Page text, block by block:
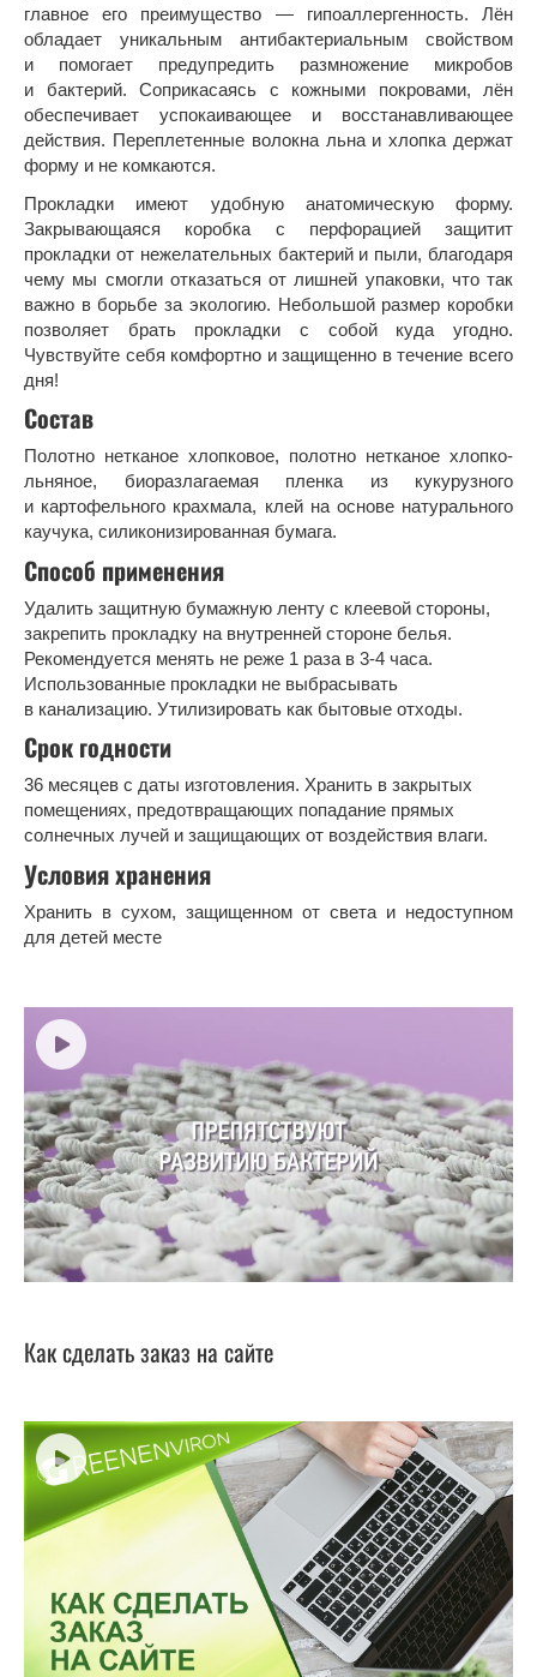
главное его преимущество — гипоаллергенность. Лён
обладает уникальным антибактериальным свойством
и помогает предупредить размножение микробов
и бактерий. Соприкасаясь с кожными покровами, лён
обеспечивает успокаивающее и восстанавливающее
действия. Переплетенные волокна льна и хлопка держат
форму и не комкаются.
Прокладки имеют удобную анатомическую форму.
Закрывающаяся коробка с перфорацией защитит
прокладки от нежелательных бактерий и пыли, благодаря
чему мы смогли отказаться от лишней упаковки, что так
важно в борьбе за экологию. Небольшой размер коробки
позволяет брать прокладки с собой куда угодно.
Чувствуйте себя комфортно и защищенно в течение всего
дня!
Состав
Полотно нетканое хлопковое, полотно нетканое хлопко-
льняное, биоразлагаемая пленка из кукурузного
и картофельного крахмала, клей на основе натурального
каучука, силиконизированная бумага.
Способ применения
Удалить защитную бумажную ленту с клеевой стороны,
закрепить прокладку на внутренней стороне белья.
Рекомендуется менять не реже 1 раза в 3-4 часа.
Использованные прокладки не выбрасывать
в канализацию. Утилизировать как бытовые отходы.
Срок годности
36 месяцев с даты изготовления. Хранить в закрытых
помещениях, предотвращающих попадание прямых
солнечных лучей и защищающих от воздействия влаги.
Условия хранения
Хранить в сухом, защищенном от света и недоступном
для детей месте
Как сделать заказ на сайте